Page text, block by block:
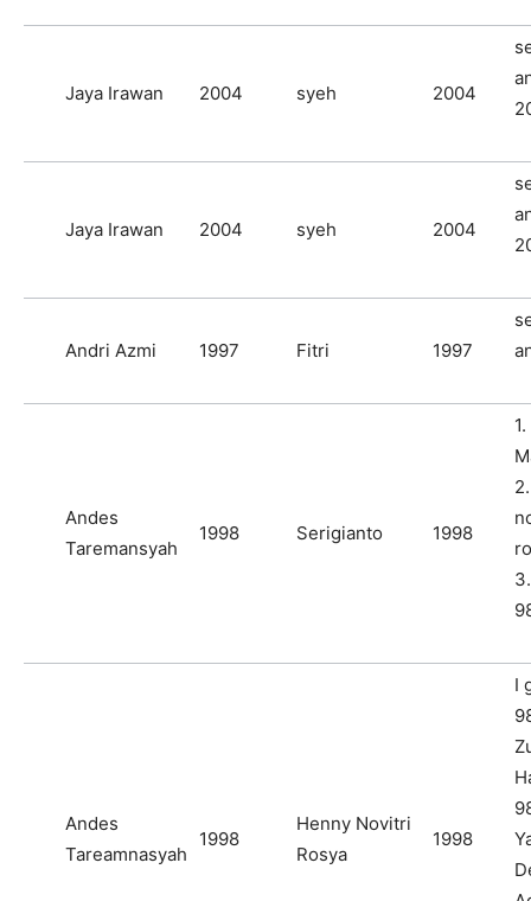
Jaya Irawan 2004 syeh 2004
Jaya Irawan 2004 syeh 2004
Andri Azmi 1997 Fitri 1997
Andes
Taremansyah
1998 Serigianto 1998
Andes
Tareamnasyah
1998
Henny Novitri
Rosya
1998
I